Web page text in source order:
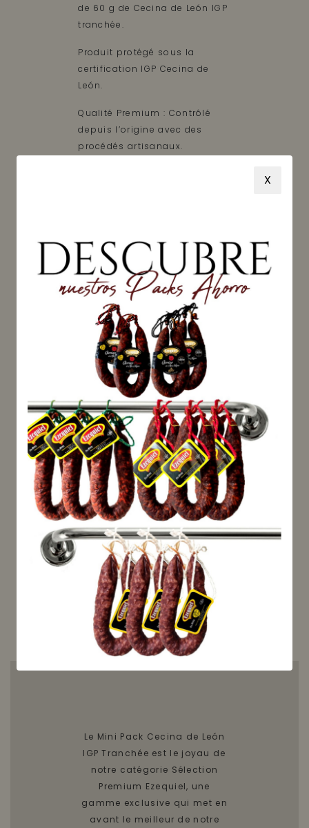
de 60 g de Cecina de León IGP
tranchée.
Produit protégé sous la
certification IGP Cecina de
León.
Qualité Premium : Contrôlé
depuis l’origine avec des
procédés artisanaux.
qui caractérisent notre cecina.
À conserver au frais.
Sous vide, le pack contient la
boîte.
⚠️ Ce produit doit être
conservé au frais et est
UNIQUEMENT expédié en
Espagne, au Portugal
continental, en France
continentale et aux Baléares
⚠️
Poids net : 600 g
Prix: 125,00 €/kg
DISPONIBLE
Recevez votre commande
entre lemercredi, 12 août
et lemardi, 18 août
Le Mini Pack Cecina de León
IGP Tranchée est le joyau de
notre catégorie Sélection
Premium Ezequiel, une
gamme exclusive qui met en
avant le meilleur de notre
X